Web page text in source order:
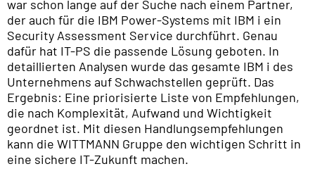
war schon lange auf der Suche nach einem Partner,
der auch für die IBM Power-Systems mit IBM i ein
Security Assessment Service durchführt. Genau
dafür hat IT-PS die passende Lösung geboten. In
detaillierten Analysen wurde das gesamte IBM i des
Unternehmens auf Schwachstellen geprüft. Das
Ergebnis: Eine priorisierte Liste von Empfehlungen,
die nach Komplexität, Aufwand und Wichtigkeit
geordnet ist. Mit diesen Handlungsempfehlungen
kann die WITTMANN Gruppe den wichtigen Schritt in
eine sichere IT-Zukunft machen.